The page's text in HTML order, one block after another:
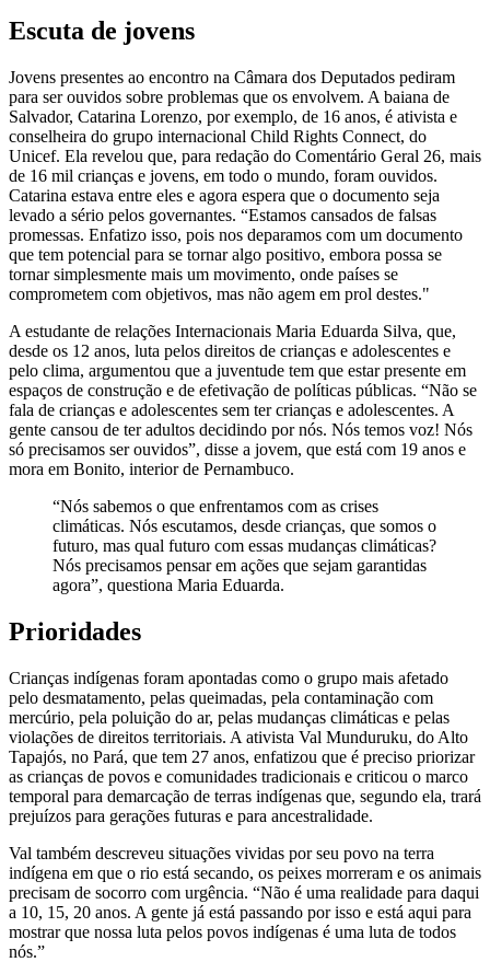
Escuta de jovens
Jovens presentes ao encontro na Câmara dos Deputados pediram
para ser ouvidos sobre problemas que os envolvem. A baiana de
Salvador, Catarina Lorenzo, por exemplo, de 16 anos, é ativista e
conselheira do grupo internacional Child Rights Connect, do
Unicef. Ela revelou que, para redação do Comentário Geral 26, mais
de 16 mil crianças e jovens, em todo o mundo, foram ouvidos.
Catarina estava entre eles e agora espera que o documento seja
levado a sério pelos governantes. “Estamos cansados de falsas
promessas. Enfatizo isso, pois nos deparamos com um documento
que tem potencial para se tornar algo positivo, embora possa se
tornar simplesmente mais um movimento, onde países se
comprometem com objetivos, mas não agem em prol destes."
A estudante de relações Internacionais Maria Eduarda Silva, que,
desde os 12 anos, luta pelos direitos de crianças e adolescentes e
pelo clima, argumentou que a juventude tem que estar presente em
espaços de construção e de efetivação de políticas públicas. “Não se
fala de crianças e adolescentes sem ter crianças e adolescentes. A
gente cansou de ter adultos decidindo por nós. Nós temos voz! Nós
só precisamos ser ouvidos”, disse a jovem, que está com 19 anos e
mora em Bonito, interior de Pernambuco.
“Nós sabemos o que enfrentamos com as crises
climáticas. Nós escutamos, desde crianças, que somos o
futuro, mas qual futuro com essas mudanças climáticas?
Nós precisamos pensar em ações que sejam garantidas
agora”, questiona Maria Eduarda.
Prioridades
Crianças indígenas foram apontadas como o grupo mais afetado
pelo desmatamento, pelas queimadas, pela contaminação com
mercúrio, pela poluição do ar, pelas mudanças climáticas e pelas
violações de direitos territoriais. A ativista Val Munduruku, do Alto
Tapajós, no Pará, que tem 27 anos, enfatizou que é preciso priorizar
as crianças de povos e comunidades tradicionais e criticou o marco
temporal para demarcação de terras indígenas que, segundo ela, trará
prejuízos para gerações futuras e para ancestralidade.
Val também descreveu situações vividas por seu povo na terra
indígena em que o rio está secando, os peixes morreram e os animais
precisam de socorro com urgência. “Não é uma realidade para daqui
a 10, 15, 20 anos. A gente já está passando por isso e está aqui para
mostrar que nossa luta pelos povos indígenas é uma luta de todos
nós.”